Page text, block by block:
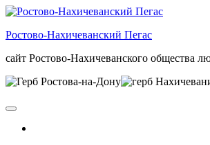
Skip
the
Ростово-Нахичеванский Пегас
сайт Ростово-Нахичеванского общества